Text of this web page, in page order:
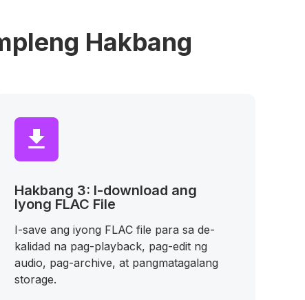
Hakbang
Hakbang 3: I-download ang
Iyong FLAC File
I-save ang iyong FLAC file para sa de-
kalidad na pag-playback, pag-edit ng
audio, pag-archive, at pangmatagalang
storage.